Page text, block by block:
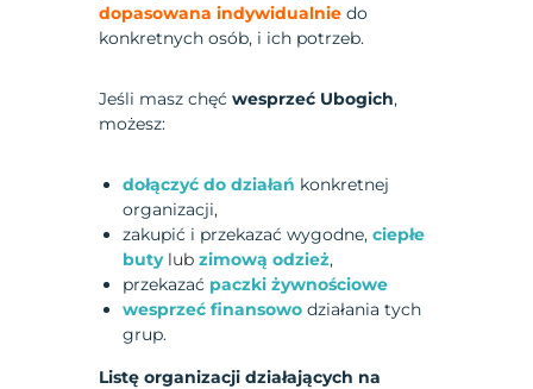
dopasowana indywidualnie do
konkretnych osób, i ich potrzeb.
Jeśli masz chęćwesprzeć Ubogich,
możesz:
dołączyć do działań konkretnej
organizacji,
zakupić i przekazać wygodne,ciepłe
buty lub zimową odzież,
przekazać paczki żywnościowe
wesprzeć finansowo działania tych
grup.
Listę organizacji działających na